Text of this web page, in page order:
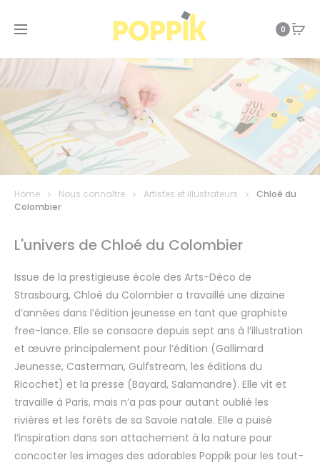
0
Home Nous connaître Artistes et illustrateurs
Chloé du
Colombier
L'univers de Chloé du Colombier
Issue de la prestigieuse école des Arts-Déco de
Strasbourg, Chloé du Colombier a travaillé une dizaine
d’années dans l’édition jeunesse en tant que graphiste
free-lance. Elle se consacre depuis sept ans à l’illustration
et œuvre principalement pour l’édition (Gallimard
Jeunesse, Casterman, Gulfstream, les éditions du
Ricochet) et la presse (Bayard, Salamandre). Elle vit et
travaille à Paris, mais n’a pas pour autant oublié les
rivières et les forêts de sa Savoie natale. Elle a puisé
l’inspiration dans son attachement à la nature pour
concocter les images des adorables Poppik pour les tout-